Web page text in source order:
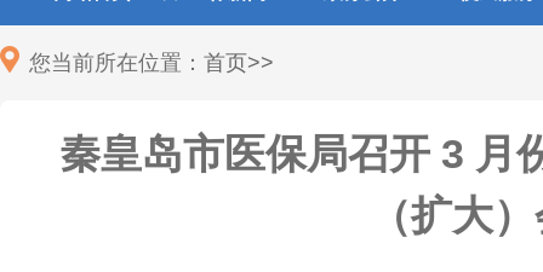
您当前所在位置： 首页>>
秦皇岛市医保局召开 3 月
（扩大